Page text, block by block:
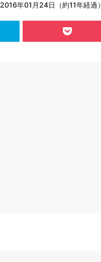
2016年01月24日（約11年経過）